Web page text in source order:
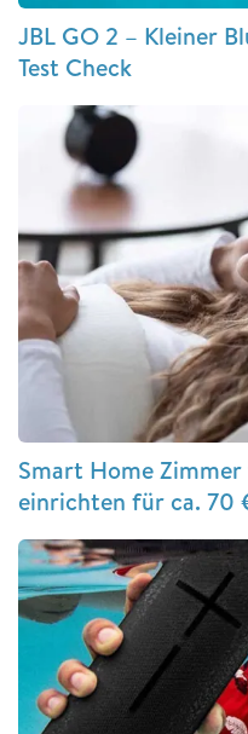
JBL GO 2 – Kleiner
Test Check
Smart Home
einrichten für ca. 70